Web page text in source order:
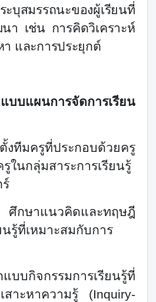
ระบุสมรรถนะของผู้เรียนที่
า เช่น การคิดวิเคราะห์
และการประยุกต์
บบแผนการจัดการเรียน
ทีมครูที่ประกอบด้วยครู
ในกลุ่มสาระการเรียนรู้
าแนวคิดและทฤษฎี
นรู้ที่เหมาะสมกับการ
บบกิจกรรมการเรียนรู้ที่
สาะหาความรู้ (Inquiry-